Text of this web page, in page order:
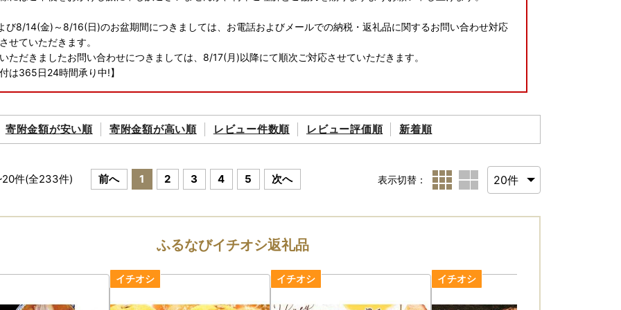
び8/14(金)～8/16(日)のお盆期間につきましては、お電話およびメールでの納税・返礼品に関するお問い合わせ対応
せていただきます。
ただきましたお問い合わせにつきましては、8/17(月)以降にて順次ご対応させていただきます。
は365日24時間承り中!】
寄附金額が安い順 寄附金額が高い順 レビュー件数順 レビュー評価順 新着順
20件(全233件) 前へ 1 2 3 4 5 次へ 表示切替：
ふるなびイチオシ返礼品